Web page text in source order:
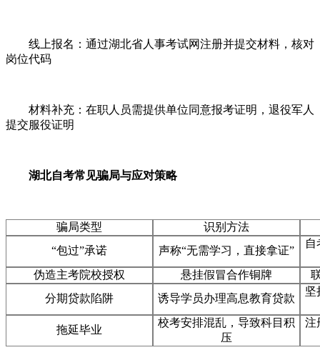
线上报名：通过湖北省人事考试网注册并提交材料，核对
岗位代码
材料补充：在职人员需提供单位同意报考证明，退役军人
提交服役证明
湖北自考常见骗局与应对策略
骗局类型
识别方法
“包过”承诺
声称“无需学习，直接拿证”
自
伪造主考院校授权 悬挂假冒合作铜牌
分期贷款陷阱
诱导学员办理高息教育贷款
坚
拖延毕业
校考安排混乱，导致科目积
压
注